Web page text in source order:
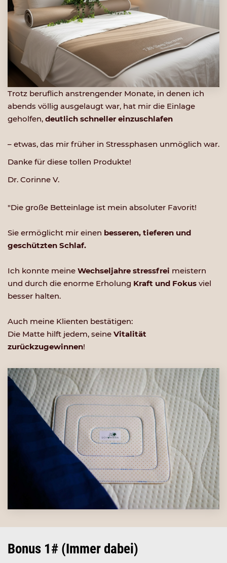
Trotz beruflich anstrengender Monate, in denen ich
abends völlig ausgelaugt war, hat mir die Einlage
geholfen, deutlich schneller einzuschlafen
– etwas, das mir früher in Stressphasen unmöglich war.
Danke für diese tollen Produkte!
Dr. Corinne V.
"Die große Betteinlage ist mein absoluter Favorit!
Sie ermöglicht mir einen besseren, tieferen und
geschützten Schlaf.
Ich konnte meine Wechseljahre stressfrei meistern
und durch die enorme Erholung Kraft und Fokus viel
besser halten.
Auch meine Klienten bestätigen:
Die Matte hilft jedem, seine Vitalität
zurückzugewinnen!
Bonus 1# (Immer dabei)